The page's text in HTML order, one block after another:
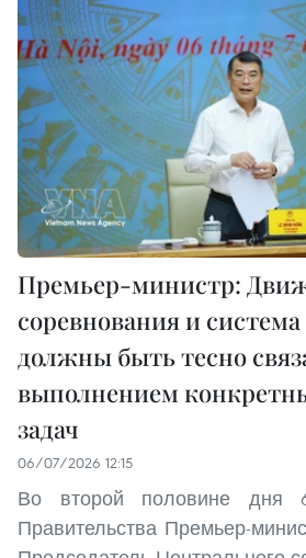
Премьер-министр:
соревнования и
должны быть тесно
выполнением
задач
06/07/2026 12:15
Во второй половине
Правительства Премьер-